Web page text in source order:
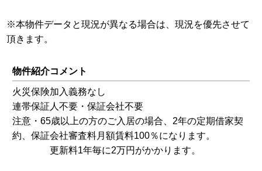
※本物件データと現況が異なる場合は、現況を優先させて
頂きます。
物件紹介コメント
火災保険加入義務なし
連帯保証人不要・保証会社不要
注意・65歳以上の方のご入居の場合、2年の定期借家契
約、保証会社審査料月額賃料100％になります。
更新料1年毎に2万円がかかります。